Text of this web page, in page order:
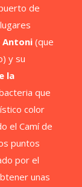
de
Antoni (que
y su
la
que
color
el Camí de
puntos
por el
unas